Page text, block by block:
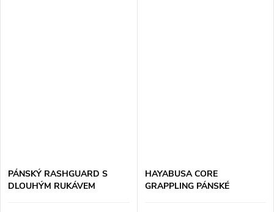
PÁNSKÝ RASHGUARD S
DLOUHÝM RUKÁVEM
HAYABUSA CORE
GRAPPLING PÁNSKÉ